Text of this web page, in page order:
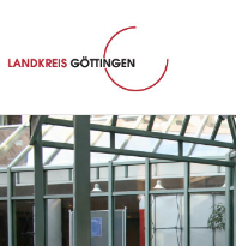
Zum Hauptinhalt springen